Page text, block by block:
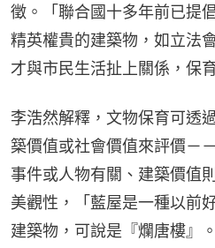
徵。「聯合國十多年前已提
精英權貴的建築物，如立法
才與市民生活扯上關係，保
李浩然解釋，文物保育可透
築價值或社會價值來評價－
事件或人物有關、建築價值
美觀性，「藍屋是一種以前
建築物，可說是『爛唐樓』